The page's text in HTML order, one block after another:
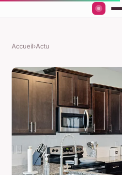
Accueil›Actu